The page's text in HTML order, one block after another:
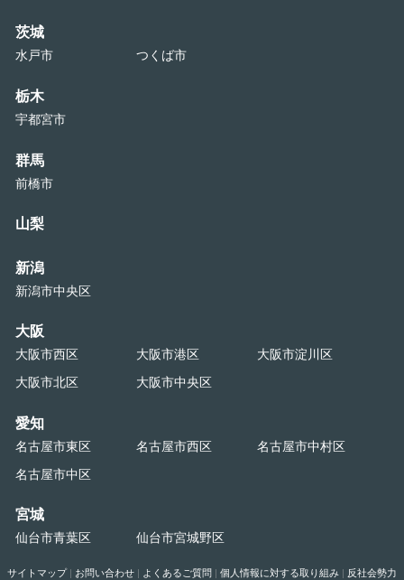
茨城
水戸市 つくば市
栃木
宇都宮市
群馬
前橋市
山梨
新潟
新潟市中央区
大阪
大阪市西区 大阪市港区
大阪市淀川区
大阪市北区
大阪市中央区
愛知
名古屋市東区 名古屋市西区
名古屋市中村区
名古屋市中区
宮城
仙台市青葉区 仙台市宮城野区
サイトマップ| お問い合わせ | よくあるご質問 | 個人情報に対する取り組み | 反社会勢力